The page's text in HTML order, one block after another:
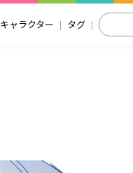
キャラクター タグ